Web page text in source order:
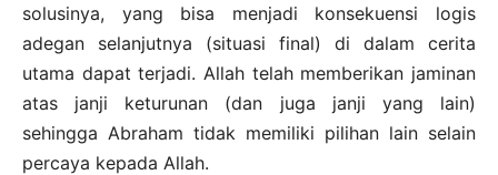
solusinya, yang bisa menjadi konsekuensi logis
adegan selanjutnya (situasi final) di dalam cerita
utama dapat terjadi. Allah telah memberikan jaminan
atas janji keturunan (dan juga janji yang lain)
sehingga Abraham tidak memiliki pilihan lain selain
percaya kepada Allah.